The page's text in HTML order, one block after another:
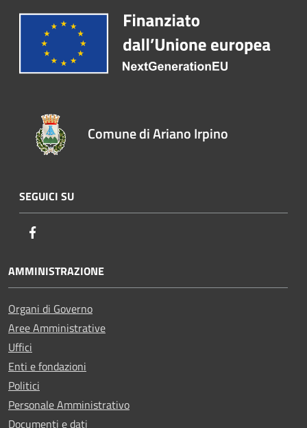
Comune di Ariano Irpino
SEGUICI SU
AMMINISTRAZIONE
Organi di Governo
Aree Amministrative
Uffici
Enti e fondazioni
Politici
Personale Amministrativo
Documenti e dati